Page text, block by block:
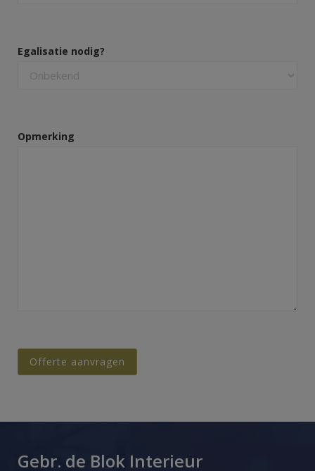
Egalisatie nodig?
Opmerking
Gebr. de Blok Interieur